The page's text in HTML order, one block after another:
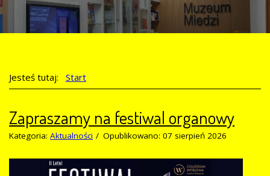
Jesteś tutaj: Start
Zapraszamy na festiwal organowy
Kategoria: Aktualności Opublikowano: 07 sierpień 2026